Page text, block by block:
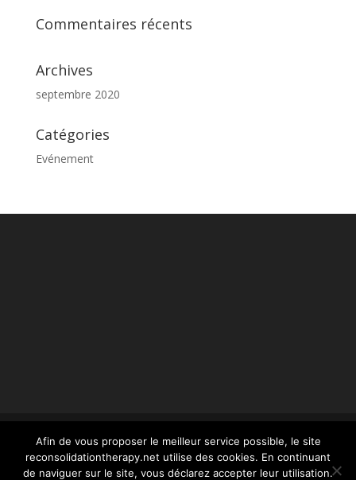
Commentaires récents
Archives
septembre 2020
Catégories
Evénement
© reconsolidationtherapy.com - 2022 Tous droits
Afin de vous proposer le meilleur service possible, le site
reconsolidationtherapy.net utilise des cookies. En continuant
de naviguer sur le site, vous déclarez accepter leur utilisation.